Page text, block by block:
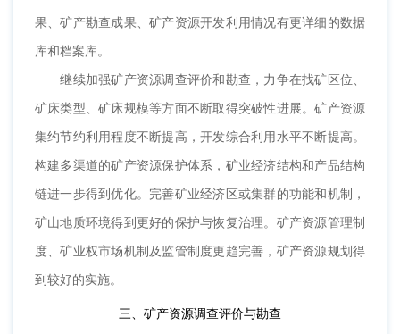
果、矿产勘查成果、矿产资源开发利用情况有更详细的数据
库和档案库。
继续加强矿产资源调查评价和勘查，力争在找矿区位、
矿床类型、矿床规模等方面不断取得突破性进展。矿产资源
集约节约利用程度不断提高，开发综合利用水平不断提高。
构建多渠道的矿产资源保护体系，矿业经济结构和产品结构
链进一步得到优化。完善矿业经济区或集群的功能和机制，
矿山地质环境得到更好的保护与恢复治理。矿产资源管理制
度、矿业权市场机制及监管制度更趋完善，矿产资源规划得
到较好的实施。
三、矿产资源调查评价与勘查